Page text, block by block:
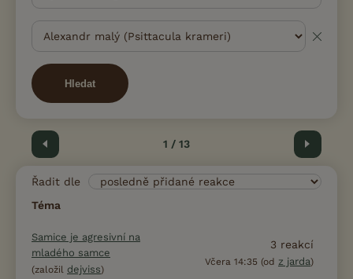
Hledat
Předchozí 1 / 13 Další
Řadit dle
Téma
Samice je agresivní na
mladého samce
(založil dejviss)
3 reakcí
Včera 14:35 (od z jarda)